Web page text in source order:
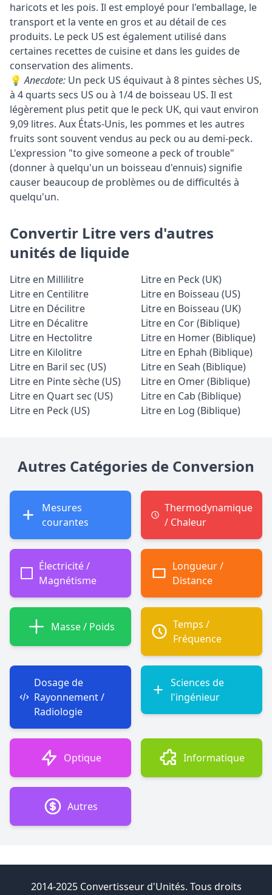
haricots et les pois. Il est employé pour l'emballage, le
transport et la vente en gros et au détail de ces
produits. Le peck US est également utilisé dans
certaines recettes de cuisine et dans les guides de
conservation des aliments.
💡Anecdote: Un peck US équivaut à 8 pintes sèches US,
à 4 quarts secs US ou à 1/4 de boisseau US. Il est
légèrement plus petit que le peck UK, qui vaut environ
9,09 litres. Aux États-Unis, les pommes et les autres
fruits sont souvent vendus au peck ou au demi-peck.
L'expression "to give someone a peck of trouble"
(donner à quelqu'un un boisseau d'ennuis) signifie
causer beaucoup de problèmes ou de difficultés à
quelqu'un.
Convertir Litre vers d'autres
unités de liquide
Litre en Millilitre
Litre en Centilitre
Litre en Décilitre
Litre en Décalitre
Litre en Hectolitre
Litre en Kilolitre
Litre en Baril sec (US)
Litre en Pinte sèche (US)
Litre en Quart sec (US)
Litre en Peck (US)
Litre en Peck (UK)
Litre en Boisseau (US)
Litre en Boisseau (UK)
Litre en Cor (Biblique)
Litre en Homer (Biblique)
Litre en Ephah (Biblique)
Litre en Seah (Biblique)
Litre en Omer (Biblique)
Litre en Cab (Biblique)
Litre en Log (Biblique)
Autres Catégories de Conversion
Mesures
courantes
Thermodynamique
/ Chaleur
Électricité /
Magnétisme
Longueur /
Distance
Masse / Poids
Temps /
Fréquence
Dosage de
Rayonnement /
Radiologie
Sciences de
l'ingénieur
Optique Informatique
Autres
2014-2025 Convertisseur d'Unités. Tous droits